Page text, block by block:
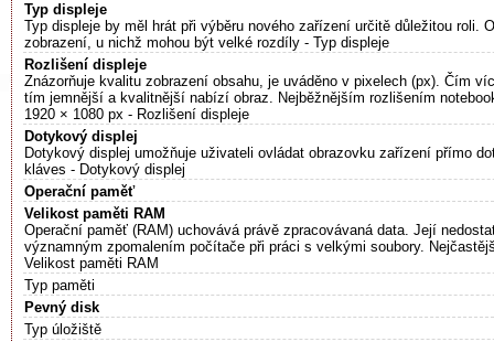
Typ displeje
Typ displeje by měl hrát při výběru nového zařízení určitě důležitou roli.
zobrazení, u nichž mohou být velké rozdíly - Typ displeje
Rozlišení displeje
Znázorňuje kvalitu zobrazení obsahu, je uváděno v pixelech (px). Čím
tím jemnější a kvalitnější nabízí obraz. Nejběžnějším rozlišením
1920 × 1080 px - Rozlišení displeje
Dotykový displej
Dotykový displej umožňuje uživateli ovládat obrazovku zařízení přímo
kláves - Dotykový displej
Operační paměť
Velikost paměti RAM
Operační paměť (RAM) uchovává právě zpracovávaná data. Její
významným zpomalením počítače při práci s velkými soubory.
Velikost paměti RAM
Typ paměti
Pevný disk
Typ úložiště